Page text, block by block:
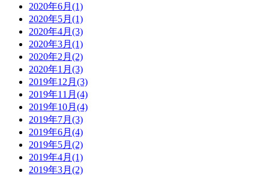
2020年6月(1)
2020年5月(1)
2020年4月(3)
2020年3月(1)
2020年2月(2)
2020年1月(3)
2019年12月(3)
2019年11月(4)
2019年10月(4)
2019年7月(3)
2019年6月(4)
2019年5月(2)
2019年4月(1)
2019年3月(2)